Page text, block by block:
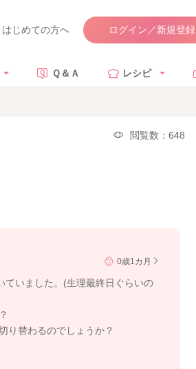
はじめての方へ ログイン／新規登録
Ｑ＆Ａ レシピ
閲覧数：648
0歳1カ月
ていました。(生理最終日ぐらいの
り替わるのでしょうか？